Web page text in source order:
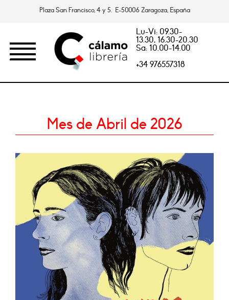
Plaza San Francisco, 4 y 5. E-50006 Zaragoza, España
Lu-Vi: 09.30-
13.30, 16.30-20.30
Sa: 10.00-14.00
+34 976557318
Mes de Abril de 2026